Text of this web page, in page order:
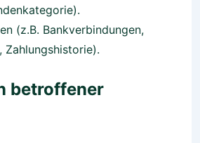
(z.B. Bankverbindungen,
Zahlungshistorie).
betroffener